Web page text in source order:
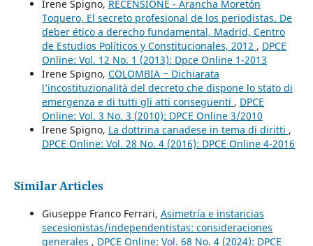
Irene Spigno, RECENSIONE - Arancha Moretón
Toquero, El secreto profesional de los periodistas. De
deber ético a derecho fundamental, Madrid, Centro
de Estudios Políticos y Constitucionales, 2012 , DPCE
Online: Vol. 12 No. 1 (2013): Dpce Online 1-2013
Irene Spigno, COLOMBIA ‒ Dichiarata
l’incostituzionalità del decreto che dispone lo stato di
emergenza e di tutti gli atti conseguenti , DPCE
Online: Vol. 3 No. 3 (2010): DPCE Online 3/2010
Irene Spigno, La dottrina canadese in tema di diritti ,
DPCE Online: Vol. 28 No. 4 (2016): DPCE Online 4-2016
Similar Articles
Giuseppe Franco Ferrari, Asimetría e instancias
secesionistas/independentistas: consideraciones
generales , DPCE Online: Vol. 68 No. 4 (2024): DPCE